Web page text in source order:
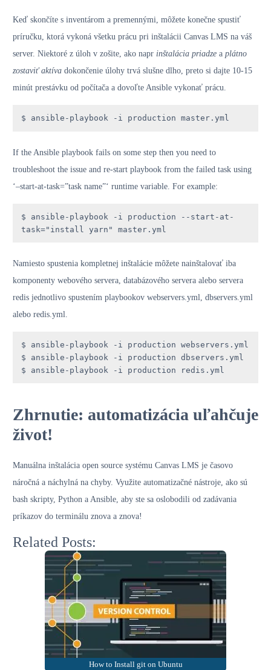
Keď skončíte s inventárom a premennými, môžete konečne spustiť
príručku, ktorá vykoná všetku prácu pri inštalácii Canvas LMS na váš
server. Niektoré z úloh v zošite, ako napr inštalácia priadze a plátno
zostaviť aktíva dokončenie úlohy trvá slušne dlho, preto si dajte 10-15
minút prestávku od počítača a dovoľte Ansible vykonať prácu.
$ ansible-playbook -i production master.yml
If the Ansible playbook fails on some step then you need to
troubleshoot the issue and re-start playbook from the failed task using
‘–start-at-task=”task name”‘ runtime variable. For example:
$ ansible-playbook -i production --start-at-
task="install yarn" master.yml
Namiesto spustenia kompletnej inštalácie môžete nainštalovať iba
komponenty webového servera, databázového servera alebo servera
redis jednotlivo spustením playbookov webservers.yml, dbservers.yml
alebo redis.yml.
$ ansible-playbook -i production webservers.yml
$ ansible-playbook -i production dbservers.yml
$ ansible-playbook -i production redis.yml
Zhrnutie: automatizácia uľahčuje
život!
Manuálna inštalácia open source systému Canvas LMS je časovo
náročná a náchylná na chyby. Využite automatizačné nástroje, ako sú
bash skripty, Python a Ansible, aby ste sa oslobodili od zadávania
príkazov do terminálu znova a znova!
Related Posts:
How to Install git on Ubuntu